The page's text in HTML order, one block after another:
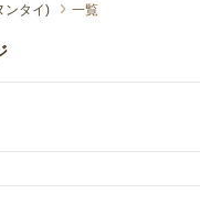
ンタイ) 一覧